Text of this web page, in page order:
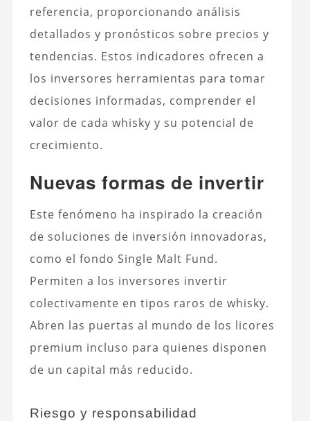
referencia, proporcionando análisis
detallados y pronósticos sobre precios y
tendencias. Estos indicadores ofrecen a
los inversores herramientas para tomar
decisiones informadas, comprender el
valor de cada whisky y su potencial de
crecimiento.
Nuevas formas de invertir
Este fenómeno ha inspirado la creación
de soluciones de inversión innovadoras,
como el fondo Single Malt Fund.
Permiten a los inversores invertir
colectivamente en tipos raros de whisky.
Abren las puertas al mundo de los licores
premium incluso para quienes disponen
de un capital más reducido.
Riesgo y responsabilidad